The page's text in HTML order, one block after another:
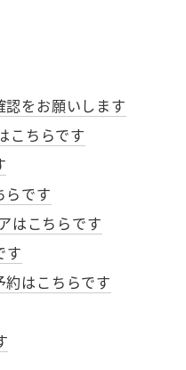
をお願いします
こちらです
らです
はこちらです
す
約はこちらです